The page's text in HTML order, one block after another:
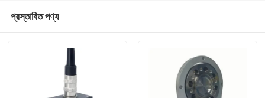
প্রস্তাবিত পণ্য